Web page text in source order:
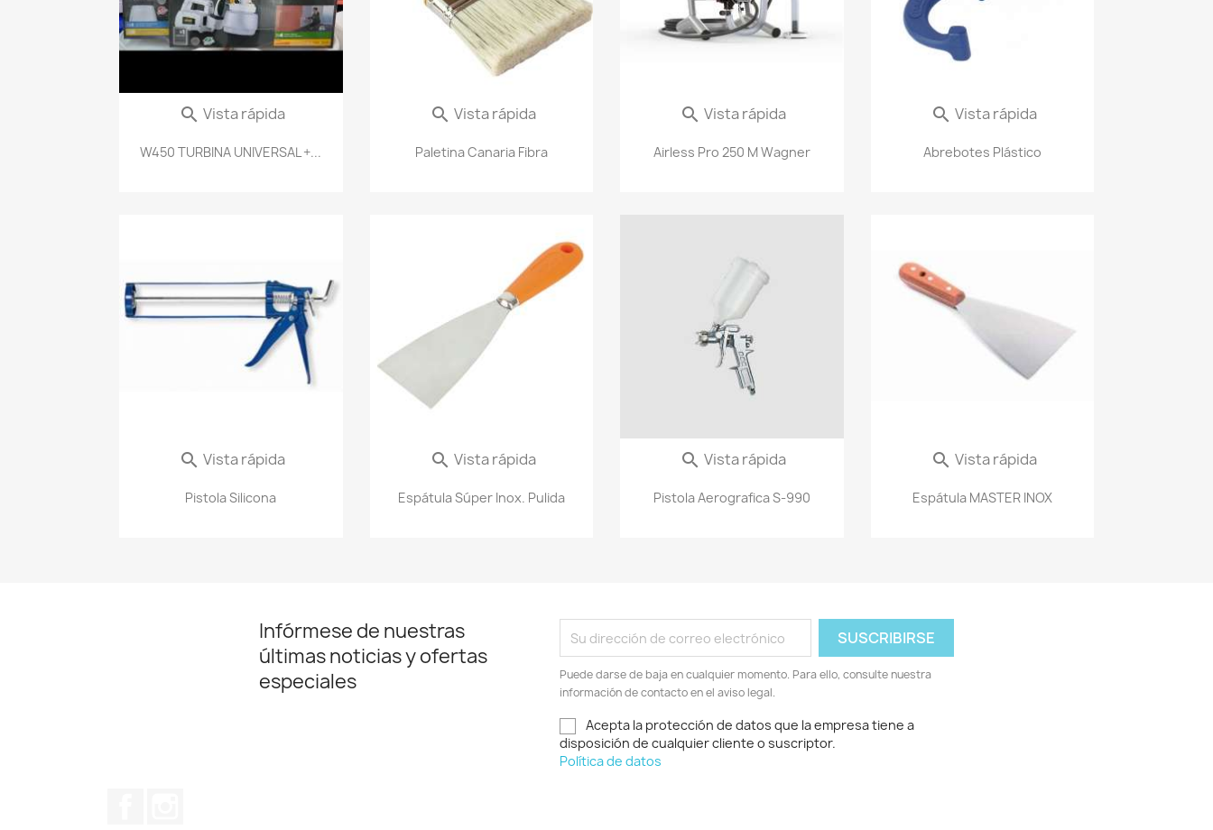
W450 TURBINA UNIVERSAL +...
 Vista rápida
Paletina Canaria Fibra
 Vista rápida
Airless Pro 250 M Wagner
 Vista rápida
Abrebotes Plástico
 Vista rápida
Pistola Silicona
 Vista rápida
Espátula Súper Inox. Pulida
 Vista rápida
Pistola Aerografica S-990
 Vista rápida
Espátula MASTER INOX
 Vista rápida
Infórmese de nuestras
últimas noticias y ofertas
especiales
Puede darse de baja en cualquier momento. Para ello, consulte nuestra
información de contacto en el aviso legal.
Acepta la protección de datos que la empresa tiene a
disposición de cualquier cliente o suscriptor.
Política de datos